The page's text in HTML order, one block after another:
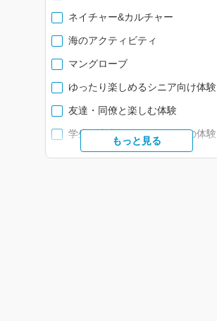
ネイチャー&カルチャー
海のアクティビティ
マングローブ
ゆったり楽しめるシニア向け体験
友達・同僚と楽しむ体験
学生・卒業旅行におすすめの体験
小さなお子様と一緒に安心の体験
もっと見る